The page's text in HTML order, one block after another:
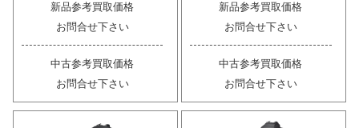
新品参考買取価格
お問合せ下さい
中古参考買取価格
お問合せ下さい
新品参考買取価格
お問合せ下さい
中古参考買取価格
お問合せ下さい